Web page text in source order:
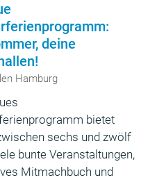
deine
Hamburg
bietet
sechs und zwölf
bunte Veranstaltungen,
Mitmachbuch und